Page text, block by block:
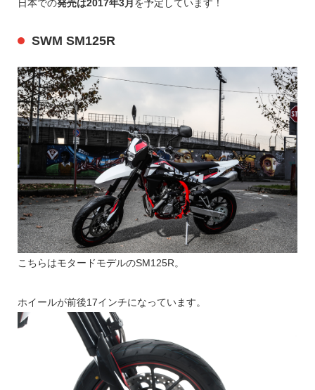
日本での発売は2017年3月 を予定しています！
SWM SM125R
こちらはモタードモデルのSM125R。
ホイールが前後17インチになっています。